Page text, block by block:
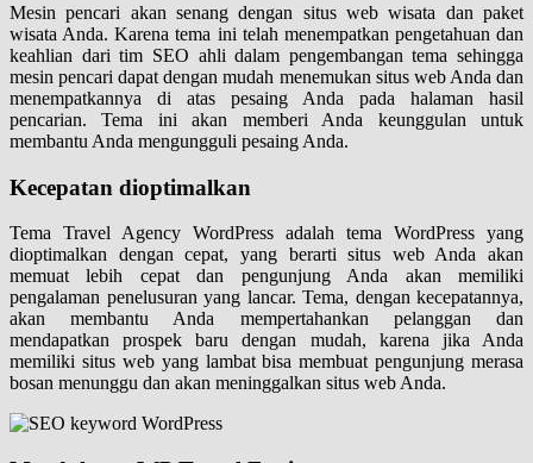
Mesin pencari akan senang dengan situs web wisata dan paket
wisata Anda. Karena tema ini telah menempatkan pengetahuan dan
keahlian dari tim SEO ahli dalam pengembangan tema sehingga
mesin pencari dapat dengan mudah menemukan situs web Anda dan
menempatkannya di atas pesaing Anda pada halaman hasil
pencarian. Tema ini akan memberi Anda keunggulan untuk
membantu Anda mengungguli pesaing Anda.
Kecepatan dioptimalkan
Tema Travel Agency WordPress adalah tema WordPress yang
dioptimalkan dengan cepat, yang berarti situs web Anda akan
memuat lebih cepat dan pengunjung Anda akan memiliki
pengalaman penelusuran yang lancar. Tema, dengan kecepatannya,
akan membantu Anda mempertahankan pelanggan dan
mendapatkan prospek baru dengan mudah, karena jika Anda
memiliki situs web yang lambat bisa membuat pengunjung merasa
bosan menunggu dan akan meninggalkan situs web Anda.